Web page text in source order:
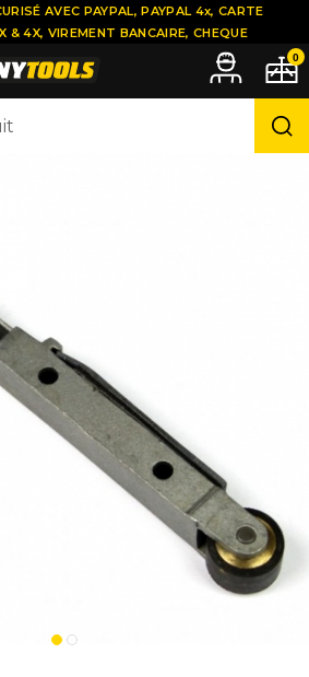
AVEC PAYPAL, PAYPAL 4x, CARTE
& 4X, VIREMENT BANCAIRE, CHEQUE
0